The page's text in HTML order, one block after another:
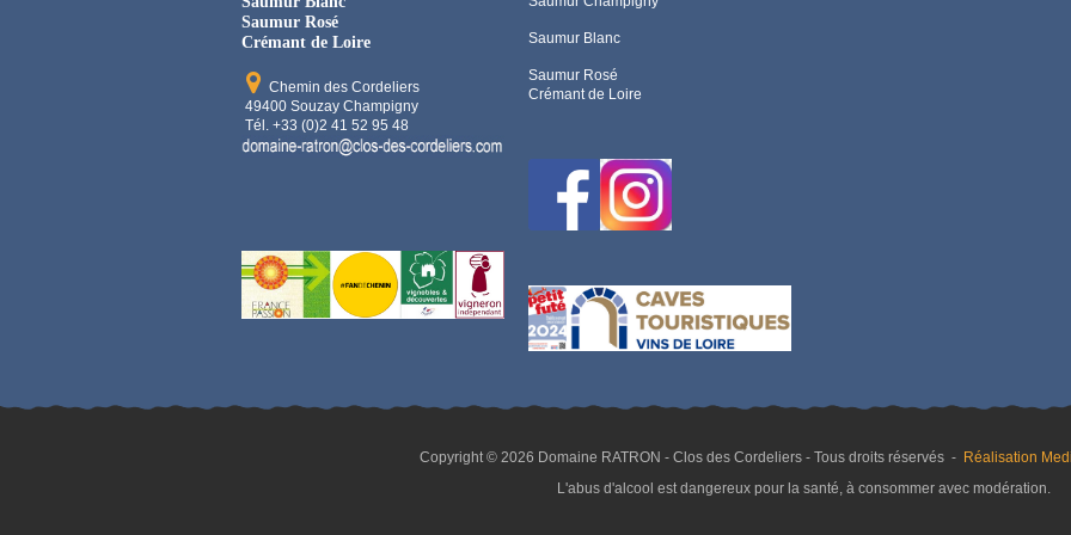
Saumur Rosé
Crémant de Loire
Chemin des Cordeliers
49400 Souzay Champigny
Tél. +33 (0)2 41 52 95 48
Saumur Blanc
Saumur Rosé
Crémant de Loire
Copyright © 2026 Domaine RATRON - Clos des Cordeliers - Tous droits réservés - Réalisation
L'abus d'alcool est dangereux pour la santé, à consommer avec modération.